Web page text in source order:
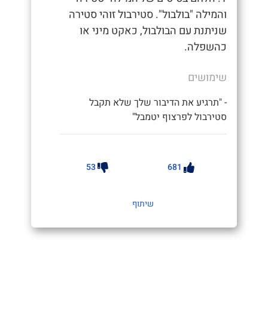
והמילה "בולבול". סטירבול זוהי סטירה
שניתנת עם הבולבול, כאקט מיני או
כהשפלה.
שימושים
- "תרגיע את הדיבור שלך שלא תקבל
סטירבול לפרצוף יטמבל"
681
53
שיתוף